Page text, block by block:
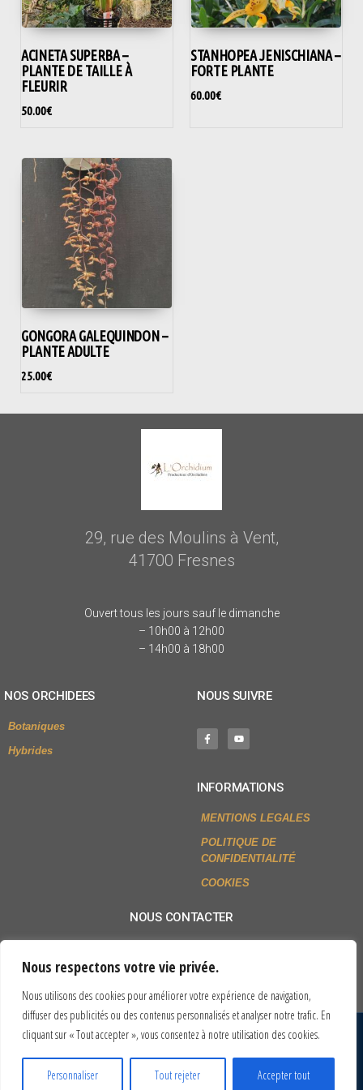
Nous respectons votre vie privée.
Nous utilisons des cookies pour améliorer votre expérience de navigation,
diffuser des publicités ou des contenus personnalisés et analyser notre trafic. En
cliquant sur « Tout accepter », vous consentez à notre utilisation des cookies.
Personnaliser Tout rejeter Accepter tout
ACINETA SUPERBA –
PLANTE DE TAILLE À
FLEURIR
50.00€
STANHOPEA JENISCHIANA –
FORTE PLANTE
60.00€
GONGORA GALEQUINDON –
PLANTE ADULTE
25.00€
29, rue des Moulins à Vent,
41700 Fresnes
Ouvert tous les jours sauf le dimanche
– 10h00 à 12h00
– 14h00 à 18h00
NOS ORCHIDEES
Botaniques
Hybrides
NOUS SUIVRE
INFORMATIONS
MENTIONS LEGALES
POLITIQUE DE
CONFIDENTIALITÉ
COOKIES
NOUS CONTACTER
Envoyer un mail